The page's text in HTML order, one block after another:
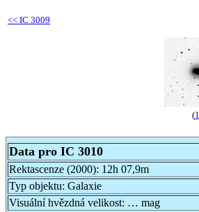
<< IC 3009
(1
Data pro IC 3010
Rektascenze (2000): 12h 07,9m
Typ objektu: Galaxie
Visuální hvězdná velikost: … mag